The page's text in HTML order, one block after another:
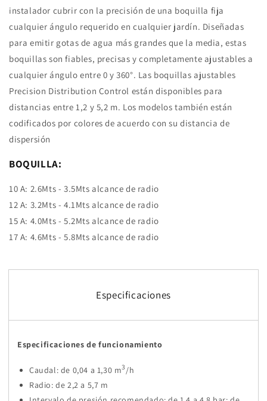
instalador cubrir con la precisión de una boquilla fija
cualquier ángulo requerido en cualquier jardín. Diseñadas
para emitir gotas de agua más grandes que la media, estas
boquillas son fiables, precisas y completamente ajustables a
cualquier ángulo entre 0 y 360°. Las boquillas ajustables
Precision Distribution Control están disponibles para
distancias entre 1,2 y 5,2 m. Los modelos también están
codificados por colores de acuerdo con su distancia de
dispersión
BOQUILLA:
10 A: 2.6Mts - 3.5Mts alcance de radio
12 A: 3.2Mts - 4.1Mts alcance de radio
15 A: 4.0Mts - 5.2Mts alcance de radio
17 A: 4.6Mts - 5.8Mts alcance de radio
Especificaciones
Especificaciones de funcionamiento
Caudal: de 0,04 a 1,30 m3 /h
Radio: de 2,2 a 5,7 m